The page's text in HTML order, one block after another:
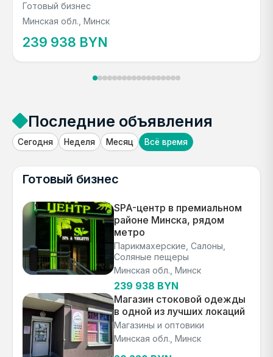
Готовый бизнес
Минская обл., Минск
239 938 BYN
Последние объявления
Сегодня Неделя Месяц Всё время
Готовый бизнес
SPA-центр в премиальном
районе Минска, рядом
метро
Парикмахерские, Салоны,
Соляные пещеры
Минская обл., Минск
239 938 BYN
Магазин стоковой одежды
в одной из лучших локаций
Магазины и оптовики
Минская обл., Минск